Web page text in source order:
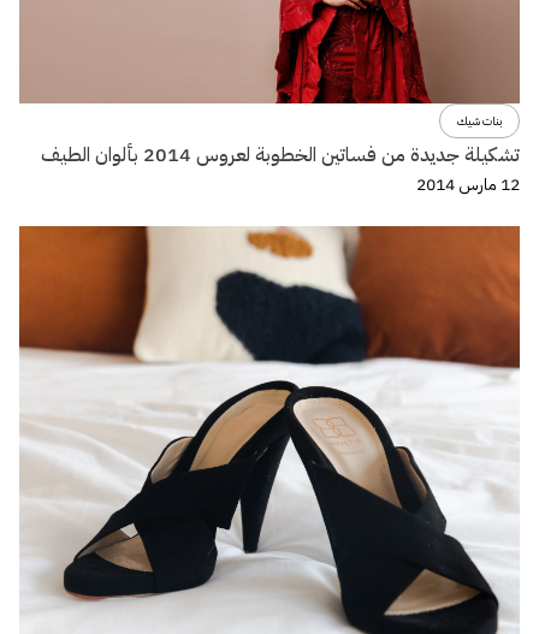
بنات شيك
تشكيلة جديدة من فساتين الخطوبة لعروس 2014 بألوان الطيف
12 مارس 2014